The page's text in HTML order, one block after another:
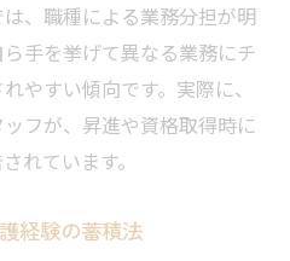
、職種による業務分担が明
手を挙げて異なる業務にチ
やすい傾向です。実際に、
フが、昇進や資格取得時に
れています。
経験の蓄積法